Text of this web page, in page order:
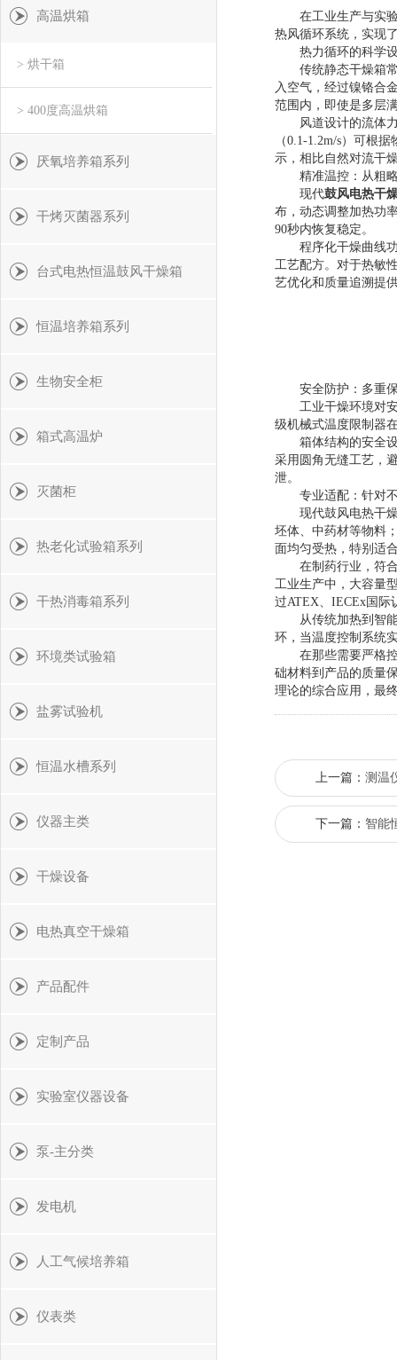
在工业生产与实验
热风循环系统，实现
热力循环的科学设
传统静态干燥箱常
入空气，经过镍铬合
范围内，即使是多层
风道设计的流体力
（0.1-1.2m/s）可根
示，相比自然对流干
精准温控：从粗略
现代鼓风电热干
布，动态调整加热功
90秒内恢复稳定。
程序化干燥曲线功
工艺配方。对于热敏
艺优化和质量追溯提
安全防护：多重保
工业干燥环境对安
级机械式温度限制器
箱体结构的安全设
采用圆角无缝工艺，
泄。
专业适配：针对不
现代鼓风电热干燥
坯体、中药材等物料
面均匀受热，特别适
在制药行业，符合
工业生产中，大容量
过ATEX、IECEx国际
从传统加热到智能
环，当温度控制系统
在那些需要严格控
础材料到产品的质量
理论的综合应用，最
上一篇： 测温
下一篇： 智能
高温烘箱
> 烘干箱
> 400度高温烘箱
厌氧培养箱系列
干烤灭菌器系列
台式电热恒温鼓风干燥箱
恒温培养箱系列
生物安全柜
箱式高温炉
灭菌柜
热老化试验箱系列
干热消毒箱系列
环境类试验箱
盐雾试验机
恒温水槽系列
仪器主类
干燥设备
电热真空干燥箱
产品配件
定制产品
实验室仪器设备
泵-主分类
发电机
人工气候培养箱
仪表类